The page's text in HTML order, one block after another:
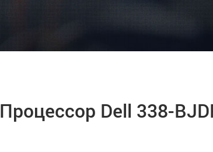
Процессор Dell 338-